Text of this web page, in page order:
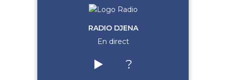
RADIO DJENA
En direct
▶️ ?